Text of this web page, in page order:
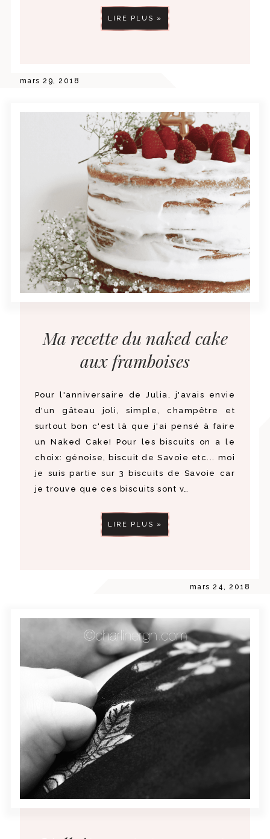
mars 29, 2018
LIRE PLUS »
mars 24, 2018
Ma recette du naked cake
aux framboises
Pour l'anniversaire de Julia, j'avais envie
d'un gâteau joli, simple, champêtre et
surtout bon c'est là que j'ai pensé à faire
un Naked Cake! Pour les biscuits on a le
choix: génoise, biscuit de Savoie etc... moi
je suis partie sur 3 biscuits de Savoie car
je trouve que ces biscuits sont v…
LIRE PLUS »